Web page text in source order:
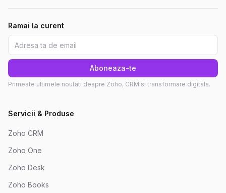
Ramai la curent
Aboneaza-te
Primeste ultimele noutati despre Zoho, CRM si transformare digitala.
Servicii & Produse
Zoho CRM
Zoho One
Zoho Desk
Zoho Books